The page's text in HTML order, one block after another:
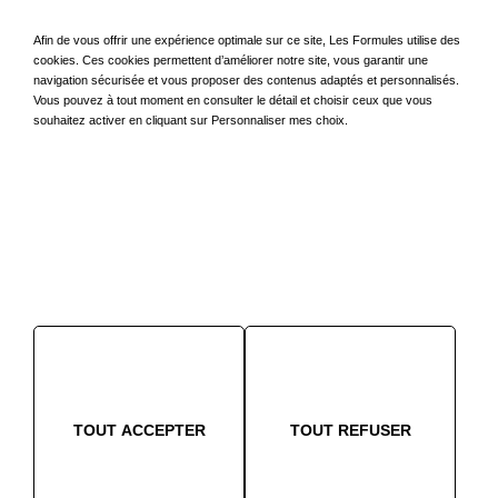
Location longue durée (LLD)
LLD Autopartage
LLD Véhicules reconditionnés
Afin de vous offrir une expérience optimale sur ce site, Les Formules utilise des
cookies. Ces cookies permettent d’améliorer notre site, vous garantir une
navigation sécurisée et vous proposer des contenus adaptés et personnalisés.
Vous pouvez à tout moment en consulter le détail et choisir ceux que vous
souhaitez activer en cliquant sur Personnaliser mes choix.
TOUT ACCEPTER TOUT REFUSER